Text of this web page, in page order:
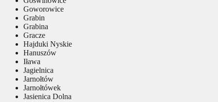
Goworowice
Grabin
Grabina
Gracze
Hajduki Nyskie
Hanuszów
Iława
Jagielnica
Jarnołtów
Jarnołtówek
Jasienica Dolna